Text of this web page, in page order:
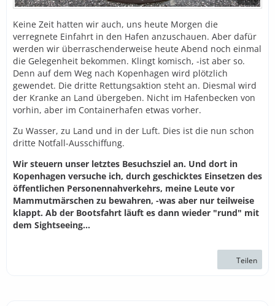
Keine Zeit hatten wir auch, uns heute Morgen die
verregnete Einfahrt in den Hafen anzuschauen. Aber dafür
werden wir überraschenderweise heute Abend noch einmal
die Gelegenheit bekommen. Klingt komisch, -ist aber so.
Denn auf dem Weg nach Kopenhagen wird plötzlich
gewendet. Die dritte Rettungsaktion steht an. Diesmal wird
der Kranke an Land übergeben. Nicht im Hafenbecken von
vorhin, aber im Containerhafen etwas vorher.
Zu Wasser, zu Land und in der Luft. Dies ist die nun schon
dritte Notfall-Ausschiffung.
Wir steuern unser letztes Besuchsziel an. Und dort in
Kopenhagen versuche ich, durch geschicktes Einsetzen des
öffentlichen Personennahverkehrs, meine Leute vor
Mammutmärschen zu bewahren, -was aber nur teilweise
klappt. Ab der Bootsfahrt läuft es dann wieder "rund" mit
dem Sightseeing...
Teilen